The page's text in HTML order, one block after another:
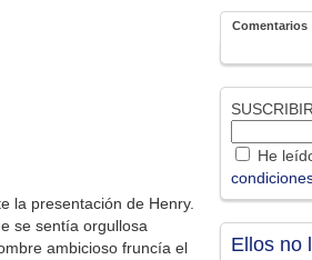
la presentación de Henry.
se sentía orgullosa
ambicioso fruncía el
Comentarios
He
Ellos no